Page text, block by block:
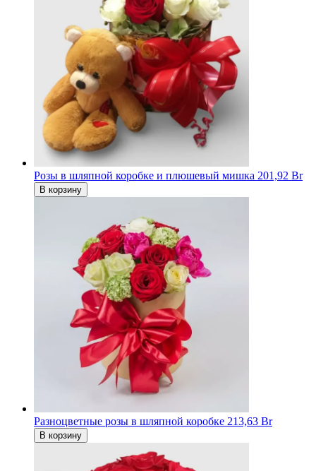
Розы в шляпной коробке и плюшевый мишка 201,92 Br
В корзину
Разноцветные розы в шляпной коробке 213,63 Br
В корзину